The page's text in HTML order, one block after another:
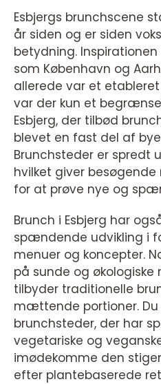
Esbjergs brunchscene
år siden og er siden
betydning.
som København og
allerede var et
var der kun et
Esbjerg, der tilbød
blevet en fast del af
Brunchsteder er spredt
hvilket giver
for at prøve nye og
Brunch i Esbjerg har
spændende udvikling i
menuer og koncepter.
på sunde og økologiske
tilbyder traditionelle
mættende portioner.
brunchsteder, der har
vegetariske og
imødekomme den
efter plantebaserede